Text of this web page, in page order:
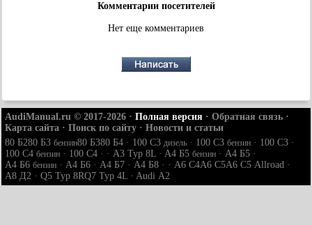
Комментарии посетителей
Нет еще комментариев
AudiManual.ru © 2017-2026 · Полная версия · Обратная связь ·
Карта сайта · Поиск по сайту · Новости и статьи
80 Б280 Б3 бензин80 Б380 Б4 · 100 С3 дизель · 100 С3 бензин · 100 С3 ·
100 С4 бензин · 100 С4 · · A3 Typ 8L · A4 Б5 бензин · A4 Б5 ·
A4 Б6 бензин · A4 Б6 · A4 Б7 · A4 Б8 · · A6 С4A6 С5A6 С5 Allroad ·
A8 Д2 · Q5 Typ 8RQ7 Typ 4L · Audi А2